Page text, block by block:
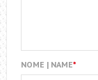
NOME | NAME*